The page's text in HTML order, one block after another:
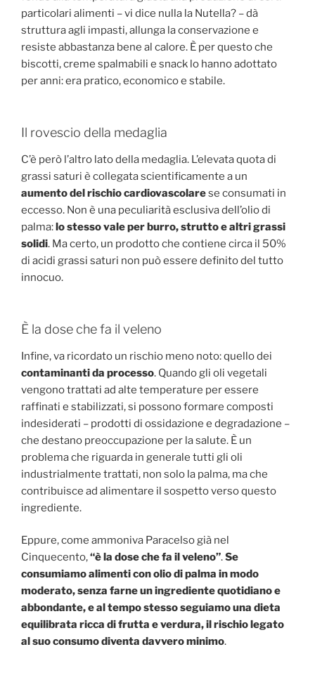
particolari alimenti – vi dice nulla la Nutella? – dà
struttura agli impasti, allunga la conservazione e
resiste abbastanza bene al calore. È per questo che
biscotti, creme spalmabili e snack lo hanno adottato
per anni: era pratico, economico e stabile.
Il rovescio della medaglia
C’è però l’altro lato della medaglia. L’elevata quota di
grassi saturi è collegata scientificamente a un
aumento del rischio cardiovascolarese consumati in
eccesso. Non è una peculiarità esclusiva dell’olio di
palma:lo stesso vale per burro, strutto e altri grassi
solidi. Ma certo, un prodotto che contiene circa il 50%
di acidi grassi saturi non può essere definito del tutto
innocuo.
È la dose che fa il veleno
Infine, va ricordato un rischio meno noto: quello dei
contaminanti da processo. Quando gli oli vegetali
vengono trattati ad alte temperature per essere
raffinati e stabilizzati, si possono formare composti
indesiderati – prodotti di ossidazione e degradazione –
che destano preoccupazione per la salute. È un
problema che riguarda in generale tutti gli oli
industrialmente trattati, non solo la palma, ma che
contribuisce ad alimentare il sospetto verso questo
ingrediente.
Eppure, come ammoniva Paracelso già nel
Cinquecento,“è la dose che fa il veleno”.Se
consumiamo alimenti con olio di palma in modo
moderato, senza farne un ingrediente quotidiano e
abbondante, e al tempo stesso seguiamo una dieta
equilibrata ricca di frutta e verdura, il rischio legato
al suo consumo diventa davvero minimo.